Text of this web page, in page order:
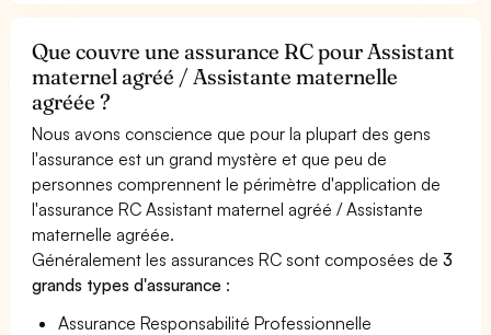
Que couvre une assurance RC pour Assistant
maternel agréé / Assistante maternelle
agréée ?
Nous avons conscience que pour la plupart des gens
l'assurance est un grand mystère et que peu de
personnes comprennent le périmètre d'application de
l'assurance RC Assistant maternel agréé / Assistante
maternelle agréée.
Généralement les assurances RC sont composées de3
grands types d'assurance :
Assurance Responsabilité Professionnelle